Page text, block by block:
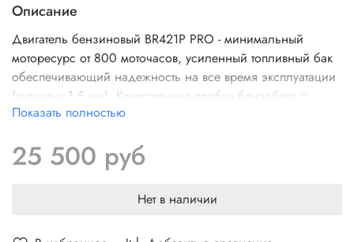
Описание
Двигатель бензиновый BR421P PRO - минимальный
моторесурс от 800 моточасов, усиленный топливный бак
обеспечивающий надежность на все время эксплуатации
(толщина 1,5 мм). Качественная пробка бензобака с
фиксатором затяжки надежно защищает топливо от грязи
новой технологии трехслойных камер, эффективно снижает
шум, при этом увеличивает мощность от 4% до 8%.
Новейший воздушный фильтр уменьшает сопротивление и
обеспечивает эффективную подачу воздуха. Коленвал
Показать полностью
25 500 руб
Нет в наличии